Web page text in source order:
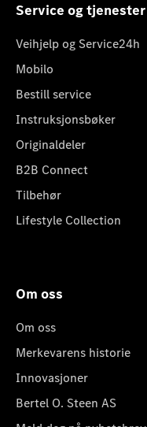
Service og tjenester
Veihjelp og Service24h
Mobilo
Bestill service
Instruksjonsbøker
Originaldeler
B2B Connect
Tilbehør
Lifestyle Collection
Om oss
Om oss
Merkevarens historie
Innovasjoner
Bertel O. Steen AS